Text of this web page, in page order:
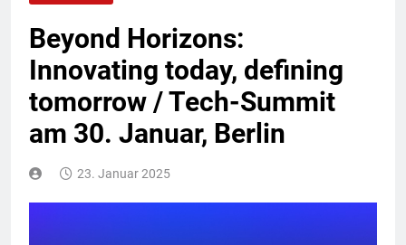
Beyond Horizons:
Innovating today, defining
tomorrow / Tech-Summit
am 30. Januar, Berlin
23. Januar 2025